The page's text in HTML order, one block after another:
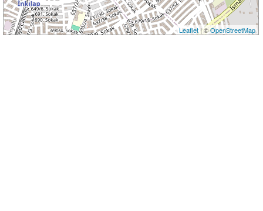
Leaflet| ©OpenStreetMap